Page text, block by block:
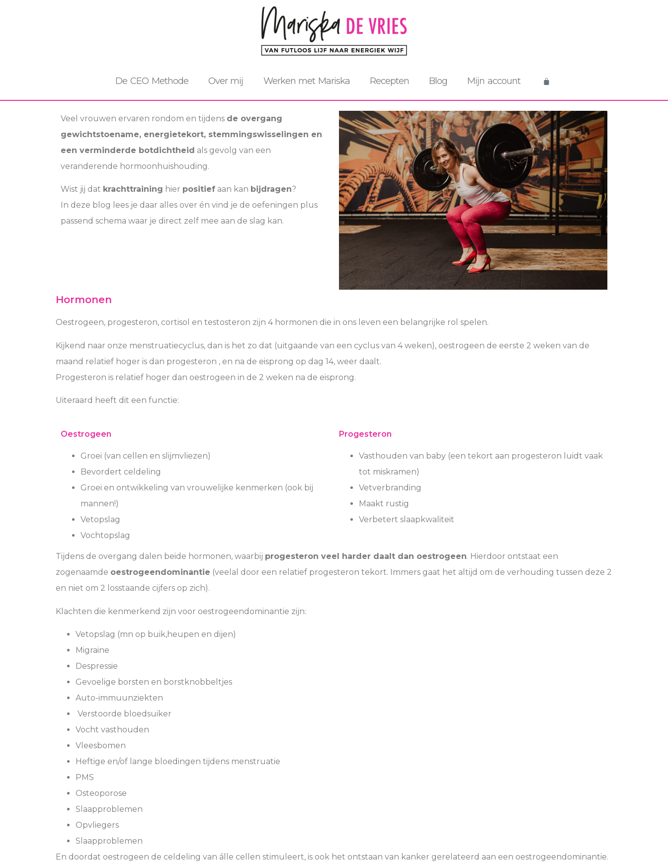
De CEO Methode Over mij Werken met Mariska Recepten Blog Mijn account
Veel vrouwen ervaren rondom en tijdens de overgang
gewichtstoename, energietekort, stemmingswisselingen en
een verminderde botdichtheid als gevolg van een
veranderende hormoonhuishouding.
Wist jij dat krachttraining hier positief aan kan bijdragen?
In deze blog lees je daar alles over én vind je de oefeningen plus
passend schema waar je direct zelf mee aan de slag kan.
Hormonen
Oestrogeen, progesteron, cortisol en testosteron zijn 4 hormonen die in ons leven een belangrijke rol spelen.
Kijkend naar onze menstruatiecyclus, dan is het zo dat (uitgaande van een cyclus van 4 weken), oestrogeen de eerste 2 weken van de
maand relatief hoger is dan progesteron , en na de eisprong op dag 14, weer daalt.
Progesteron is relatief hoger dan oestrogeen in de 2 weken na de eisprong.
Uiteraard heeft dit een functie:
Oestrogeen Progesteron
Groei (van cellen en slijmvliezen)
Bevordert celdeling
Groei en ontwikkeling van vrouwelijke kenmerken (ook bij
mannen!)
Vetopslag
Vochtopslag
Vasthouden van baby (een tekort aan progesteron luidt vaak
tot miskramen)
Vetverbranding
Maakt rustig
Verbetert slaapkwaliteit
Tijdens de overgang dalen beide hormonen, waarbij progesteron veel harder daalt dan oestrogeen. Hierdoor ontstaat een
zogenaamde oestrogeendominantie (veelal door een relatief progesteron tekort. Immers gaat het altijd om de verhouding tussen deze 2
en niet om 2 losstaande cijfers op zich).
Klachten die kenmerkend zijn voor oestrogeendominantie zijn:
Vetopslag (mn op buik,heupen en dijen)
Migraine
Despressie
Gevoelige borsten en borstknobbeltjes
Auto-immuunziekten
Verstoorde bloedsuiker
Vocht vasthouden
Vleesbomen
Heftige en/of lange bloedingen tijdens menstruatie
PMS
Osteoporose
Slaapproblemen
Opvliegers
Slaapproblemen
En doordat oestrogeen de celdeling van álle cellen stimuleert, is ook het ontstaan van kanker gerelateerd aan een oestrogeendominantie.